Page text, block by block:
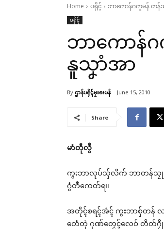
Home ပရိုၚ် ဘာကောန်ဂကူမန် တ
ပရိုၚ်
ဘာကောန်
နူသၞာံအာ
By ဌာန်ပရိုၚ်ဗၠးၜးမန် June 15, 2010
Share
မာံတဵုလွဳ
ကွးဘာလုပ်သှ်လိက် ဘာတန်သၠုၚ်
ဂွံတီကေတ်ရ။
အတိုၚ်စရၚ်အံၚ် ကွးဘာစှ်တန် လ
တေံတုဲ ဂုဏ်တၟေၚ်လေဝ် တိတ်ဂၠိုၚ်